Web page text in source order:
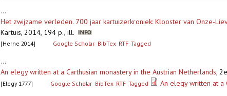
...
Het zwijzame verleden. 700 jaar kartuizerkroniek: Klooster van Onze-
Kartuis, 2014, 194 p., ill.
[Herne 2014] Google Scholar BibTex RTF Tagged
...
An elegy written at a Carthusian monastery in the Austrian Netherlands,
[Elegy 1777] Google Scholar BibTex RTF Tagged An elegy written at a